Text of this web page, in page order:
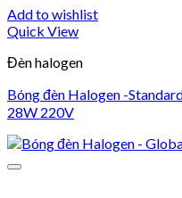
Add to wishlist
Quick View
Đèn halogen
Bóng đèn Halogen -
28W 220V